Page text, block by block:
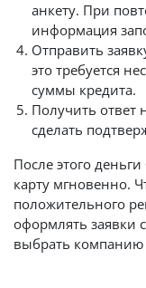
анкету. При
информация
Отправить
это требуется
суммы кредита.
Получить ответ
сделать
После этого
карту мгновенно.
положительного
оформлять заявки
выбрать